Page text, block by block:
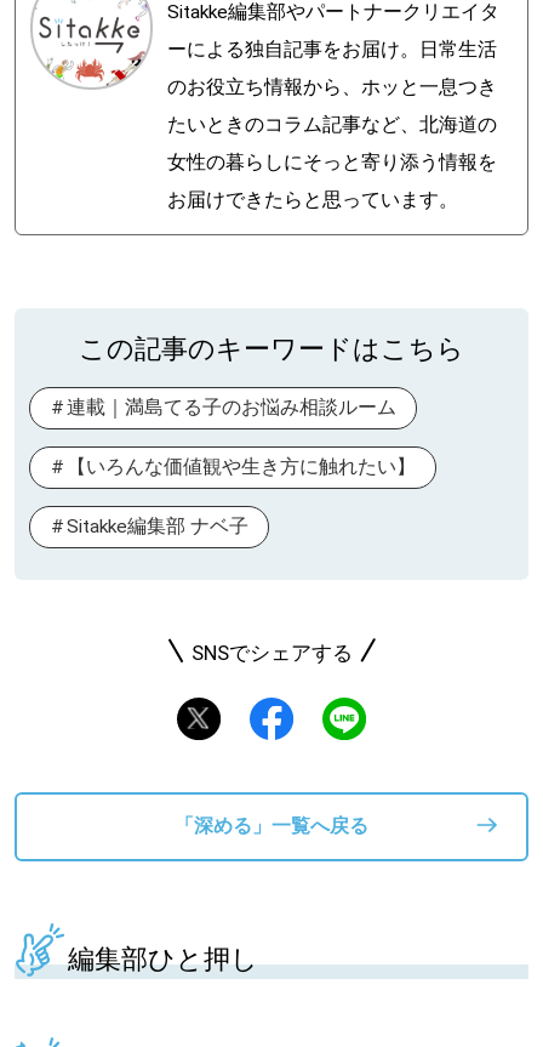
Sitakke編集部やパートナークリエイタ
ーによる独自記事をお届け。日常生活
のお役立ち情報から、ホッと一息つき
たいときのコラム記事など、北海道の
女性の暮らしにそっと寄り添う情報を
お届けできたらと思っています。
この記事のキーワードはこちら
連載｜満島てる子のお悩み相談ルーム
【いろんな価値観や生き方に触れたい】
Sitakke編集部 ナベ子
SNSでシェアする
「深める」一覧へ戻る
編集部ひと押し